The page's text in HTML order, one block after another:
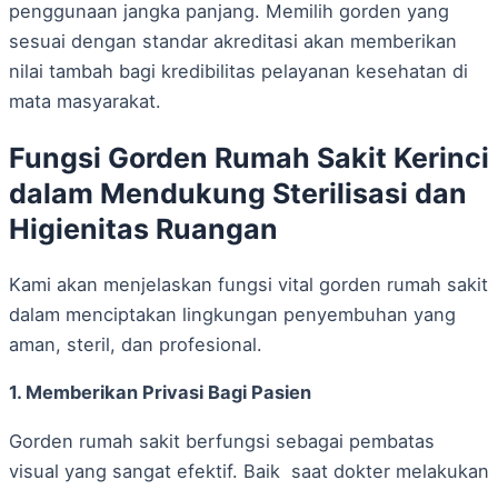
penggunaan jangka panjang. Memilih gorden yang
sesuai dengan standar akreditasi akan memberikan
nilai tambah bagi kredibilitas pelayanan kesehatan di
mata masyarakat.
Fungsi Gorden Rumah Sakit Kerinci
dalam Mendukung Sterilisasi dan
Higienitas Ruangan
Kami akan menjelaskan fungsi vital gorden rumah sakit
dalam menciptakan lingkungan penyembuhan yang
aman, steril, dan profesional.
1. Memberikan Privasi Bagi Pasien
Gorden rumah sakit berfungsi sebagai pembatas
visual yang sangat efektif. Baik saat dokter melakukan